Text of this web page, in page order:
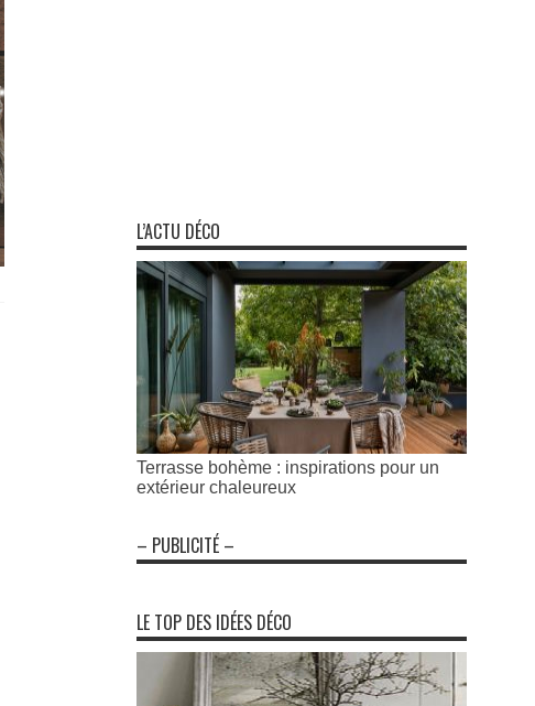
L’ACTU DÉCO
Terrasse bohème : inspirations pour un
extérieur chaleureux
– PUBLICITÉ –
LE TOP DES IDÉES DÉCO